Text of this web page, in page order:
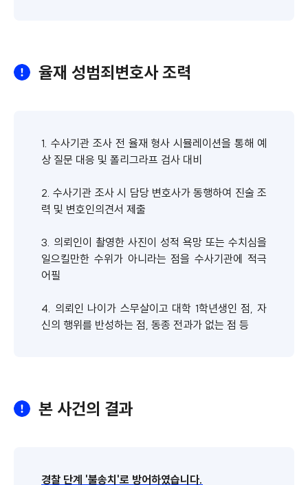
율재 성범죄변호사 조력
1. 수사기관 조사 전 율재 형사 시뮬레이션을 통해 예
상 질문 대응 및 폴리그라프 검사 대비
2. 수사기관 조사 시 담당 변호사가 동행하여 진술 조
력 및 변호인의견서 제출
3. 의뢰인이 촬영한 사진이 성적 욕망 또는 수치심을
일으킬만한 수위가 아니라는 점을 수사기관에 적극
어필
4. 의뢰인 나이가 스무살이고 대학 1학년생인 점, 자
신의 행위를 반성하는 점, 동종 전과가 없는 점 등
본 사건의 결과
경찰 단계 '불송치'로 방어하였습니다.